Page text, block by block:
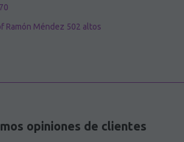
Ramón Méndez 502 altos
opiniones de clientes